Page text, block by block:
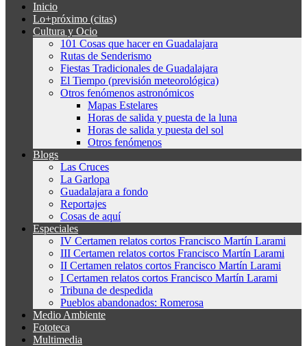
Inicio
Lo+próximo (citas)
Cultura y Ocio
101 Cosas que hacer en Guadalajara
Rutas de Senderismo
Fiestas Tradicionales de Guadalajara
El Tiempo (previsión meteorológica)
Otros fenómenos astronómicos
Mapas Estelares
Horas de salida y puesta de la luna
Horas de salida y puesta del sol
Otros fenómenos
Blogs
Las Cruces
La Garlopa
Guadalajara a fondo
Reportajes
Cosas de aquí
Especiales
IV Certamen relatos cortos Francisco Martín Larami
III Certamen relatos cortos Francisco Martín Larami
II Certamen relatos cortos Francisco Martín Larami
I Certamen relatos cortos Francisco Martín Larami
Tribuna de despedida
Pueblos abandonados: Romerosa
Medio Ambiente
Fototeca
Multimedia